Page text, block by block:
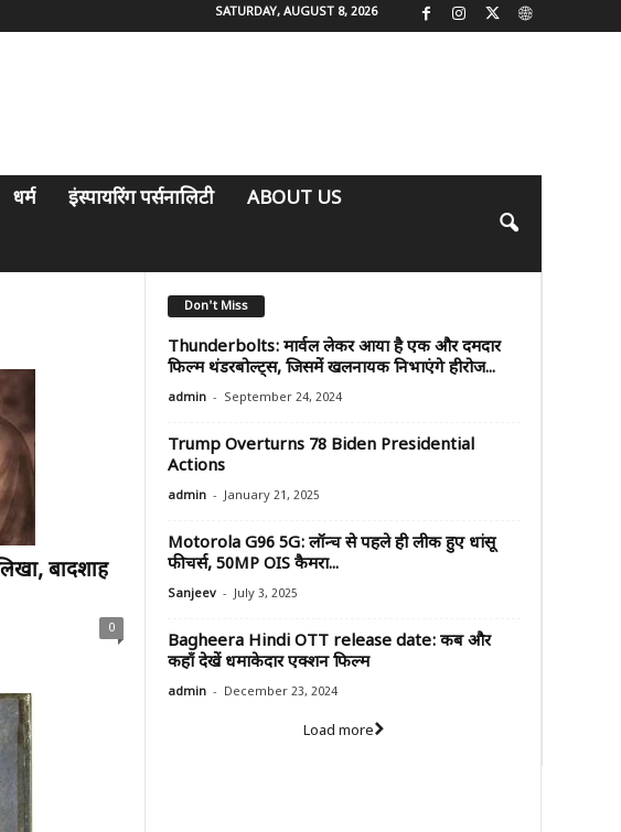
SATURDAY, AUGUST 8, 2026
धर्म इंस्पायरिंग पर्सनालिटी
ABOUT US
बादशाह
0
Don't Miss
Thunderbolts: मार्वल लेकर आया है एक और दमदार
फिल्म थंडरबोल्ट्स, जिसमें खलनायक निभाएंगे हीरोज...
admin - September 24, 2024
Trump Overturns 78 Biden Presidential
Actions
admin - January 21, 2025
Motorola G96 5G: लॉन्च से पहले ही लीक हुए धांसू
फीचर्स, 50MP OIS कैमरा...
Sanjeev - July 3, 2025
Bagheera Hindi OTT release date: कब और
कहाँ देखें धमाकेदार एक्शन फिल्म
admin - December 23, 2024
Load more